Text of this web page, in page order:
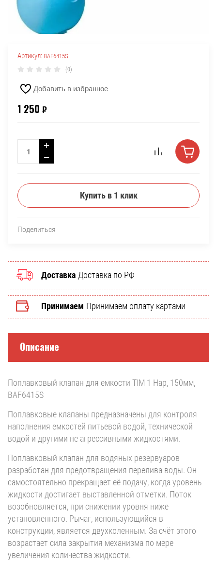
Артикул: BAF6415S
(0)
Добавить в избранное
1 250 ₽
−
+
Купить в 1 клик
Поделиться
Доставка Доставка по РФ
Принимаем Принимаем оплату картами
Описание
Поплавковый клапан для емкости TIM 1 Нар, 150мм,
BAF6415S
Поплавковые клапаны предназначены для контроля
наполнения емкостей питьевой водой, технической
водой и другими не агрессивными жидкостями.
Поплавковый клапан для водяных резервуаров
разработан для предотвращения перелива воды. Он
самостоятельно прекращает её подачу, когда уровень
жидкости достигает выставленной отметки. Поток
возобновляется, при снижении уровня ниже
установленного. Рычаг, использующийся в
конструкции, является двухколенным. За счёт этого
возрастает сила закрытия механизма по мере
увеличения количества жидкости.